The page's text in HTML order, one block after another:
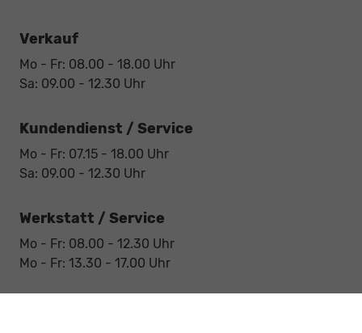
Verkauf
Mo - Fr: 08.00 - 18.00 Uhr
Sa: 09.00 - 12.30 Uhr
Kundendienst / Service
Mo - Fr: 07.15 - 18.00 Uhr
Sa: 09.00 - 12.30 Uhr
Werkstatt / Service
Mo - Fr: 08.00 - 12.30 Uhr
Mo - Fr: 13.30 - 17.00 Uhr